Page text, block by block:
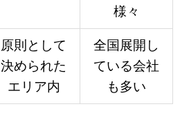
様々
原則として
決められた
エリア内
全国展開し
ている会社
も多い